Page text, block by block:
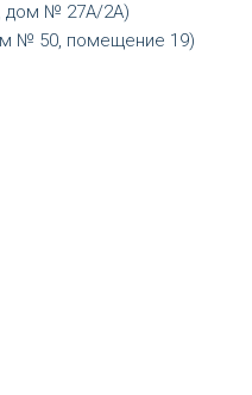
дом № 27А/2А)
№ 50, помещение 19)